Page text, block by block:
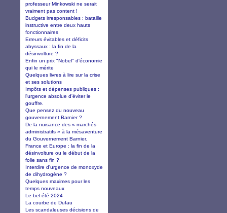
professeur Minkowski ne serait
vraiment pas content !
Budgets irresponsables : bataille
instructive entre deux hauts
fonctionnaires
Erreurs évitables et déficits
abyssaux : la fin de la
désinvolture ?
Enfin un prix "Nobel" d'économie
qui le mérite
Quelques livres à lire sur la crise
et ses solutions
Impôts et dépenses publiques :
l'urgence absolue d'éviter le
gouffre.
Que pensez du nouveau
gouvernement Barnier ?
De la nuisance des « marchés
administratifs » à la mésaventure
du Gouvernement Barnier.
France et Europe : la fin de la
désinvolture ou le début de la
folie sans fin ?
Interdire d'urgence de monoxyde
de dihydrogène ?
Quelques maximes pour les
temps nouveaux
Le bel été 2024
La courbe de Dufau
Les scandaleuses décisions de